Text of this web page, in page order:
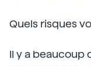
Quels risques
Il y a beaucoup